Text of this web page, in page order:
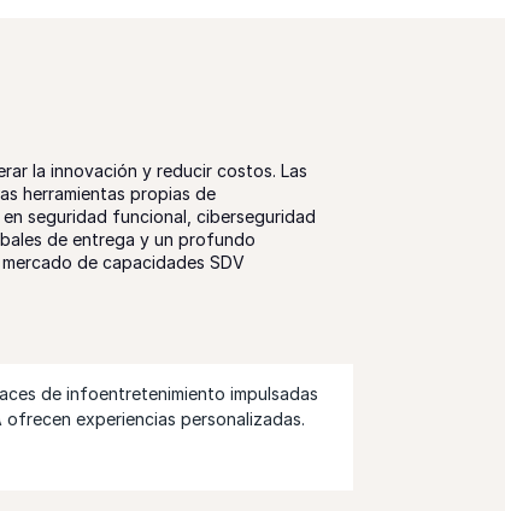
la innovación y reducir costos. Las
herramientas propias de
seguridad funcional, ciberseguridad
de entrega y un profundo
de capacidades SDV
de infoentretenimiento impulsadas
ofrecen experiencias personalizadas.